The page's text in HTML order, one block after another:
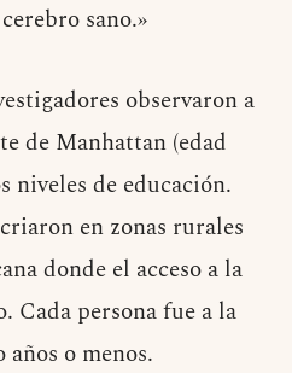
sano.»
observaron a
de Manhattan (edad
niveles de educación.
en zonas rurales
donde el acceso a la
Cada persona fue a la
o menos.